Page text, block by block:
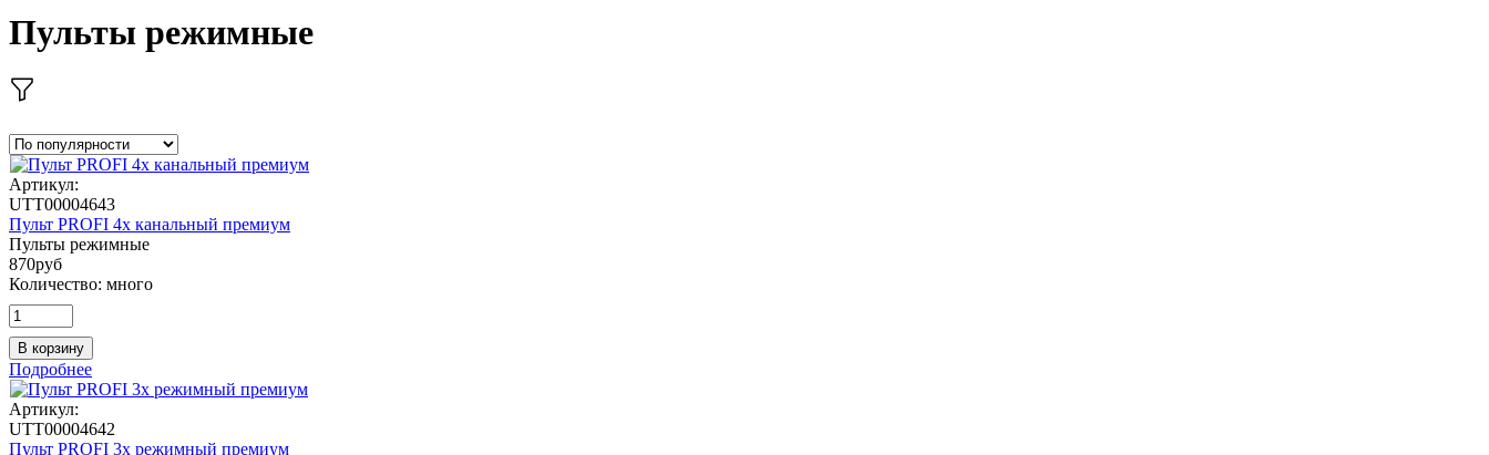
Пульты режимные
Артикул:
UTT00004643
Пульт PROFI 4х канальный премиум
Пульты режимные
870руб
Количество: много
В корзину
Подробнее
Артикул:
UTT00004642
Пульт PROFI 3х режимный премиум